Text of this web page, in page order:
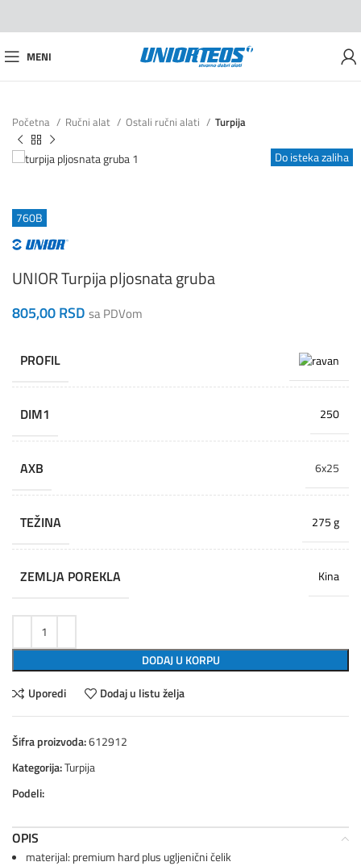
MENI
Početna Ručni alat Ostali ručni alati Turpija
Do isteka zaliha
760B
UNIOR Turpija pljosnata gruba
805,00RSD sa PDVom
PROFIL
DIM1 250
AXB 6x25
TEŽINA 275 g
ZEMLJA POREKLA Kina
DODAJ U KORPU
Uporedi
Dodaj u listu želja
Šifra proizvoda:612912
Kategorija:Turpija
Podeli:
OPIS
materijal: premium hard plus ugljenični čelik